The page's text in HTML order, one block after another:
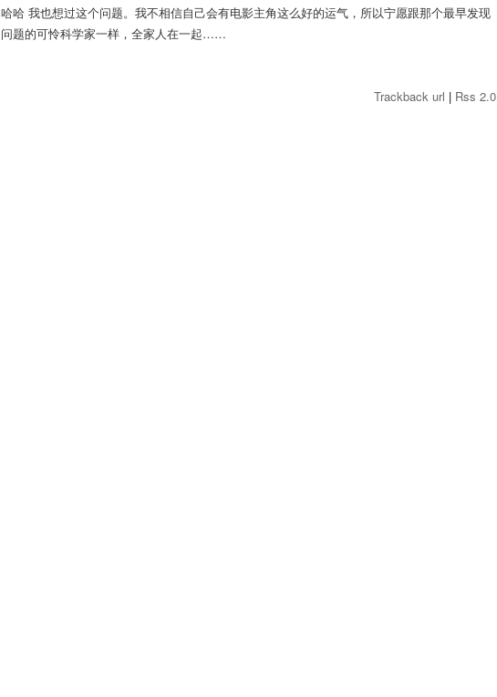
哈哈 我也想过这个问题。我不相信自己会有电影主角这么好的运气，所以宁愿跟那个最早发现
问题的可怜科学家一样，全家人在一起……
Trackback url | Rss 2.0